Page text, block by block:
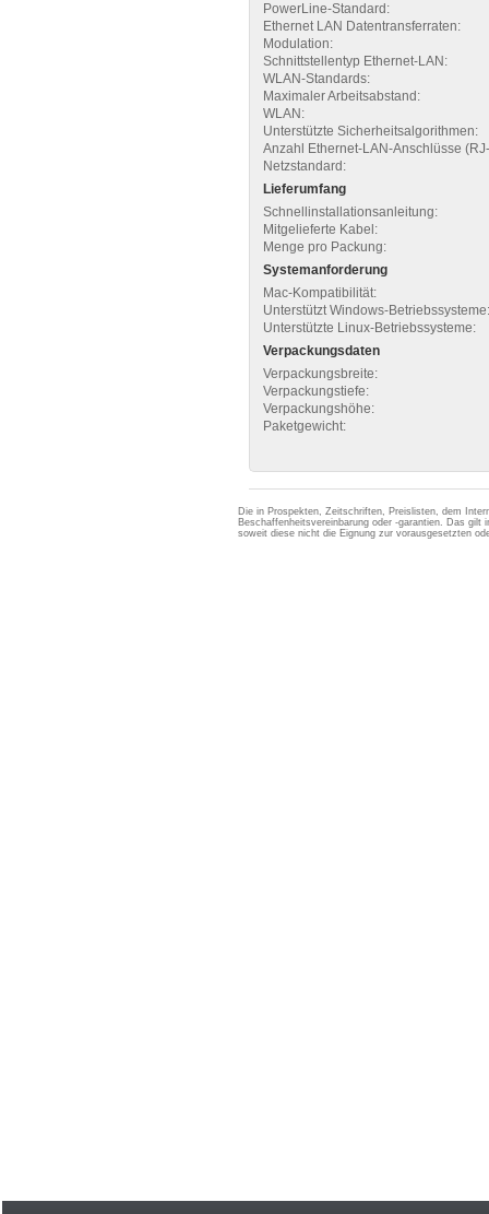
PowerLine-Standard:
Ethernet LAN Datentransferraten:
Modulation:
Schnittstellentyp Ethernet-LAN:
WLAN-Standards:
Maximaler Arbeitsabstand:
WLAN:
Unterstützte Sicherheitsalgorithmen:
Anzahl Ethernet-LAN-Anschlüsse
Netzstandard:
Lieferumfang
Schnellinstallationsanleitung:
Mitgelieferte Kabel:
Menge pro Packung:
Systemanforderung
Mac-Kompatibilität:
Unterstützt Windows-Betriebssysteme:
Unterstützte Linux-Betriebssysteme:
Verpackungsdaten
Verpackungsbreite:
Verpackungstiefe:
Verpackungshöhe:
Paketgewicht:
Die in Prospekten, Zeitschriften, Preislisten, dem
Beschaffenheitsvereinbarung oder -garantien. Das
soweit diese nicht die Eignung zur vorausgesetzten